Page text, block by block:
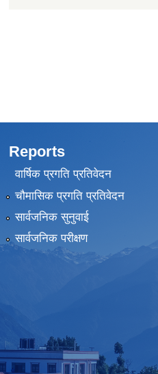
Reports
वार्षिक प्रगति प्रतिवेदन
चौमासिक प्रगति प्रतिवेदन
सार्वजनिक सुनुवाई
सार्वजनिक परीक्षण